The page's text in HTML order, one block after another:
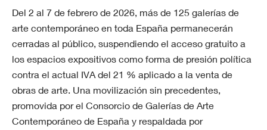
Del 2 al 7 de febrero de 2026, más de 125 galerías de
arte contemporáneo en toda España permanecerán
cerradas al público, suspendiendo el acceso gratuito a
los espacios expositivos como forma de presión política
contra el actual IVA del 21 % aplicado a la venta de
obras de arte. Una movilización sin precedentes,
promovida por el Consorcio de Galerías de Arte
Contemporáneo de España y respaldada por